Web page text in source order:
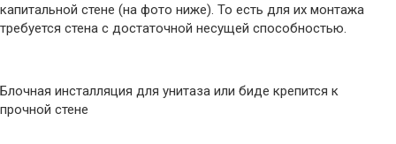
капитальной стене (на фото ниже). То есть для их монтажа
требуется стена с достаточной несущей способностью.
Блочная инсталляция для унитаза или биде крепится к
прочной стене